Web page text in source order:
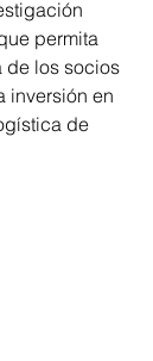
permita
de los socios
inversión en
de